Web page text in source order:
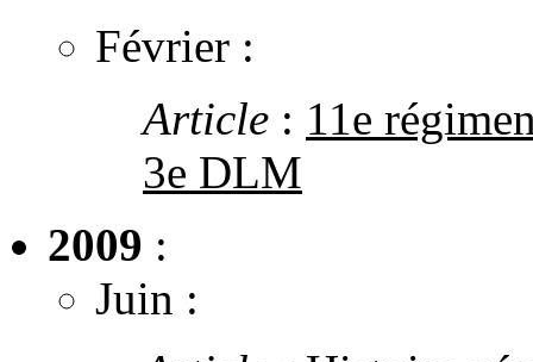
Février :
Article : 11e
3e DLM
2009 :
Juin :